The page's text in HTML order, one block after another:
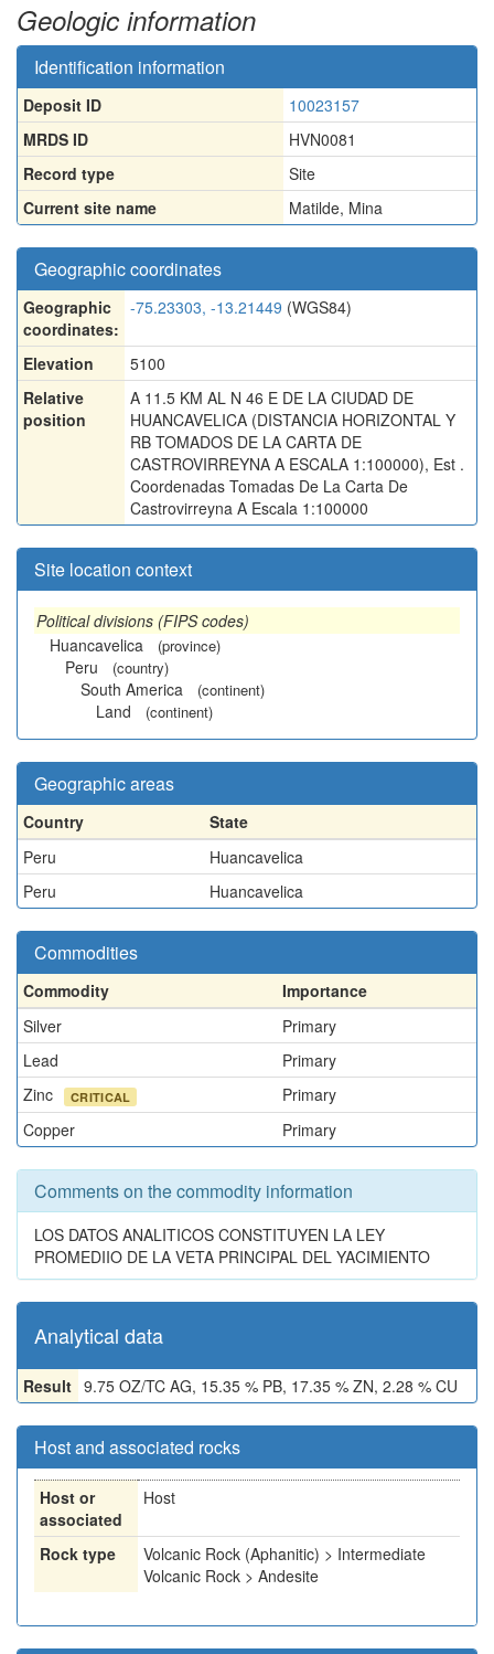
Geologic information
Identification information
Deposit ID
10023157
MRDS ID
HVN0081
Record type
Site
Current site name
Matilde, Mina
Geographic coordinates
Geographic
coordinates:
-75.23303, -13.21449 (WGS84)
Elevation
5100
Relative
position
A 11.5 KM AL N 46 E DE LA CIUDAD DE
HUANCAVELICA (DISTANCIA HORIZONTAL Y
RB TOMADOS DE LA CARTA DE
CASTROVIRREYNA A ESCALA 1:100000), Est .
Coordenadas Tomadas De La Carta De
Castrovirreyna A Escala 1:100000
Site location context
Political divisions (FIPS codes)
Huancavelica
(province)
Peru (country)
South America (continent)
Land (continent)
Geographic areas
Country
State
Peru
Huancavelica
Peru
Huancavelica
Commodities
Commodity
Importance
Silver
Primary
Lead
Primary
Zinc
CRITICAL
Primary
Copper
Primary
Comments on the commodity information
LOS DATOS ANALITICOS CONSTITUYEN LA LEY
PROMEDIIO DE LA VETA PRINCIPAL DEL YACIMIENTO
Analytical data
Result 9.75 OZ/TC AG, 15.35 % PB, 17.35 % ZN, 2.28 % CU
Host and associated rocks
Host or
associated
Host
Rock type
Volcanic Rock (Aphanitic) > Intermediate
Volcanic Rock > Andesite